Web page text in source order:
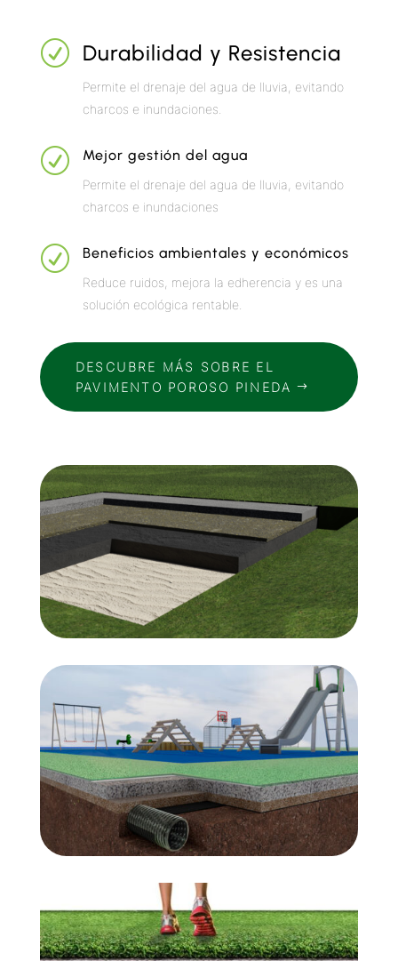
R Durabilidad y Resistencia
Permite el drenaje del agua de lluvia, evitando
charcos e inundaciones.
R Mejor gestión del agua
Permite el drenaje del agua de lluvia, evitando
charcos e inundaciones
R Beneficios ambientales y económicos
Reduce ruidos, mejora la edherencia y es una
solución ecológica rentable.
DESCUBRE MÁS SOBRE EL
PAVIMENTO POROSO PINEDA